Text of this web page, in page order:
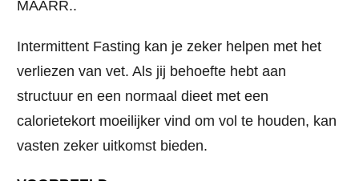
MAARR..
Intermittent Fasting kan je zeker helpen met het
verliezen van vet. Als jij behoefte hebt aan
structuur en een normaal dieet met een
calorietekort moeilijker vind om vol te houden, kan
vasten zeker uitkomst bieden.